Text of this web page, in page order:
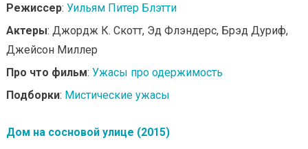
Режиссер: Уильям Питер Блэтти
Актеры: Джордж К. Скотт, Эд Флэндерс, Брэд Дуриф,
Джейсон Миллер
Про что фильм: Ужасы про одержимость
Подборки: Мистические ужасы
Дом на сосновой улице (2015)